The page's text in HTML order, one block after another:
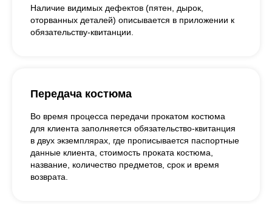
Наличие видимых дефектов (пятен, дырок,
оторванных деталей) описывается в приложении к
обязательству-квитанции.
Передача костюма
Во время процесса передачи прокатом костюма
для клиента заполняется обязательство-квитанция
в двух экземплярах, где прописывается паспортные
данные клиента, стоимость проката костюма,
название, количество предметов, срок и время
возврата.